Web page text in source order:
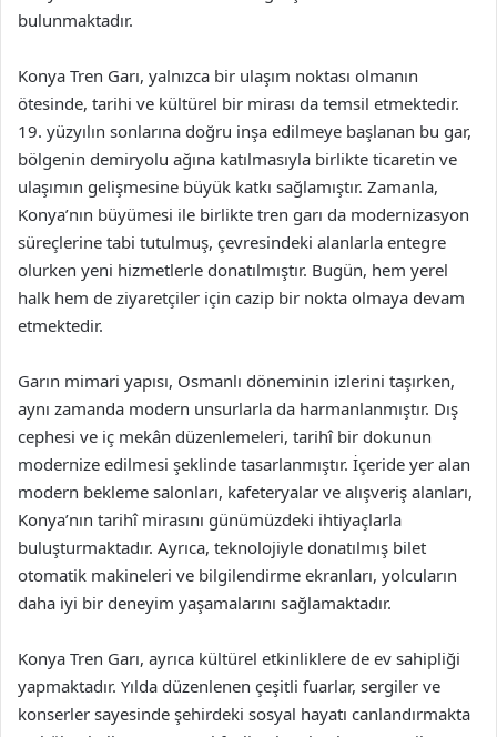
bulunmaktadır.
Konya Tren Garı, yalnızca bir ulaşım noktası olmanın
ötesinde, tarihi ve kültürel bir mirası da temsil etmektedir.
19. yüzyılın sonlarına doğru inşa edilmeye başlanan bu gar,
bölgenin demiryolu ağına katılmasıyla birlikte ticaretin ve
ulaşımın gelişmesine büyük katkı sağlamıştır. Zamanla,
Konya’nın büyümesi ile birlikte tren garı da modernizasyon
süreçlerine tabi tutulmuş, çevresindeki alanlarla entegre
olurken yeni hizmetlerle donatılmıştır. Bugün, hem yerel
halk hem de ziyaretçiler için cazip bir nokta olmaya devam
etmektedir.
Garın mimari yapısı, Osmanlı döneminin izlerini taşırken,
aynı zamanda modern unsurlarla da harmanlanmıştır. Dış
cephesi ve iç mekân düzenlemeleri, tarihî bir dokunun
modernize edilmesi şeklinde tasarlanmıştır. İçeride yer alan
modern bekleme salonları, kafeteryalar ve alışveriş alanları,
Konya’nın tarihî mirasını günümüzdeki ihtiyaçlarla
buluşturmaktadır. Ayrıca, teknolojiyle donatılmış bilet
otomatik makineleri ve bilgilendirme ekranları, yolcuların
daha iyi bir deneyim yaşamalarını sağlamaktadır.
Konya Tren Garı, ayrıca kültürel etkinliklere de ev sahipliği
yapmaktadır. Yılda düzenlenen çeşitli fuarlar, sergiler ve
konserler sayesinde şehirdeki sosyal hayatı canlandırmakta